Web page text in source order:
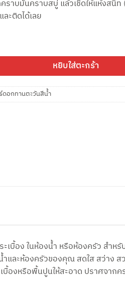
ราบมันคราบสบู่ แล้วเช็ดให้แห้งสนิท
ะติดได้เลย
หยิบใส่ตะกร้า
ดอกทานตะวันสีน้ำ
บื้อง ในห้องน้ำ หรือห้องครัว สำห
ำและห้องครัวของคุณ สดใส สว่าง
องหรือพื้นปูนให้สะอาด ปราศจาก